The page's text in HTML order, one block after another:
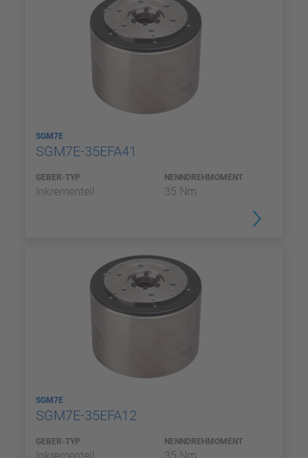
SGM7E
SGM7E-35EFA41
GEBER-TYP
Inkrementell
NENNDREHMOMENT
35 Nm
SGM7E
SGM7E-35EFA12
GEBER-TYP NENNDREHMOMENT